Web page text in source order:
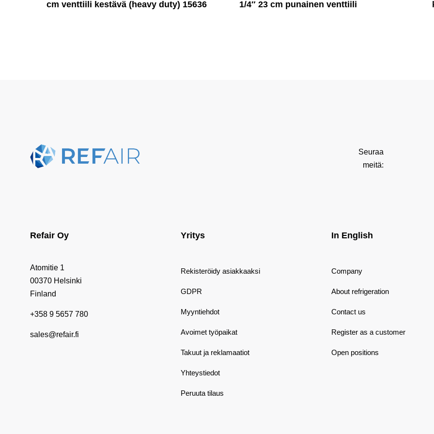
cm venttiili kestävä (heavy duty) 15636
1/4″ 23 cm punainen venttiili
Seuraa
meitä:
Refair Oy
Atomitie 1
00370 Helsinki
Finland
+358 9 5657 780
sales@refair.fi
Yritys
Rekisteröidy asiakkaaksi
GDPR
Myyntiehdot
Avoimet työpaikat
Takuut ja reklamaatiot
Yhteystiedot
Peruuta tilaus
In English
Company
About refrigeration
Contact us
Register as a customer
Open positions